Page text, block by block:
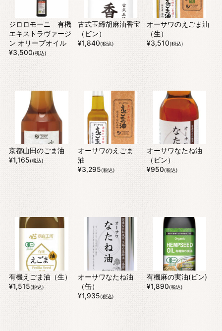
ジロロモーニ 有機
エキストラヴァージ
ン オリーブオイル
¥3,500(税込)
古式玉締胡麻油香宝
（ビン）
¥1,840(税込)
オーサワのえごま油
（生）
¥3,510(税込)
京都山田のごま油
¥1,165(税込)
オーサワのえごま
油
¥3,295(税込)
オーサワなたね油
（ビン）
¥950(税込)
有機えごま油（生）
¥1,515(税込)
オーサワなたね油
（缶）
¥1,935(税込)
有機麻の実油(ビン)
¥1,890(税込)